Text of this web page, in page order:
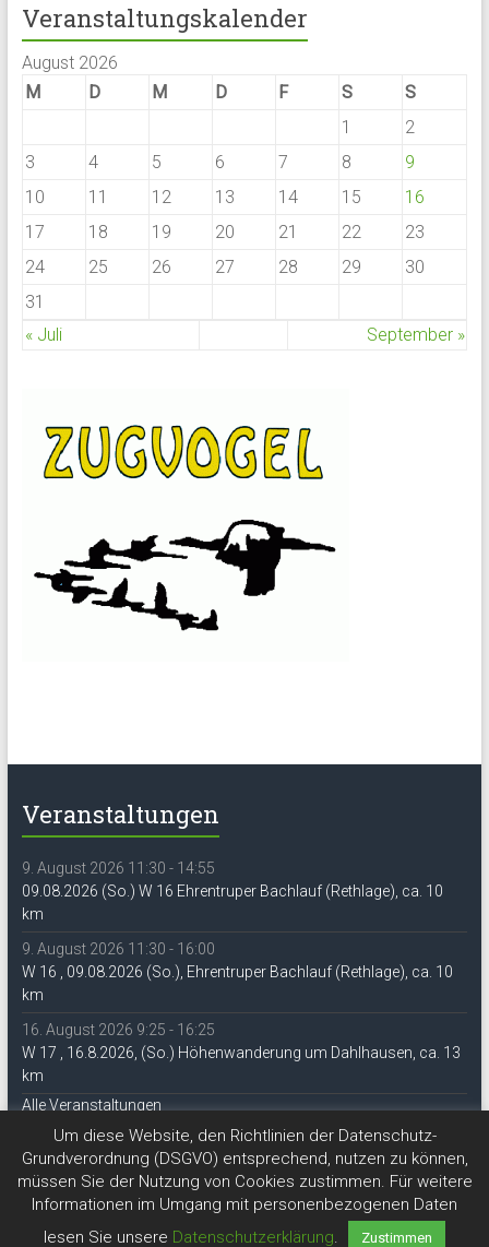
Veranstaltungskalender
August 2026
M
D M D F S
S
1
2
3
4 5 6 7 8
9
10
11 12 13 14 15
16
17
18 19 20 21 22
23
24
25 26 27 28 29
30
31
« Juli
September »
Veranstaltungen
9. August 2026 11:30 - 14:55
09.08.2026 (So.) W 16 Ehrentruper Bachlauf (Rethlage), ca. 10
km
9. August 2026 11:30 - 16:00
W 16 , 09.08.2026 (So.), Ehrentruper Bachlauf (Rethlage), ca. 10
km
16. August 2026 9:25 - 16:25
W 17 , 16.8.2026, (So.) Höhenwanderung um Dahlhausen, ca. 13
km
Alle Veranstaltungen
Um diese Website, den Richtlinien der Datenschutz-
Grundverordnung (DSGVO) entsprechend, nutzen zu können,
müssen Sie der Nutzung von Cookies zustimmen. Für weitere
Informationen im Umgang mit personenbezogenen Daten
lesen Sie unsere Datenschutzerklärung. Zustimmen